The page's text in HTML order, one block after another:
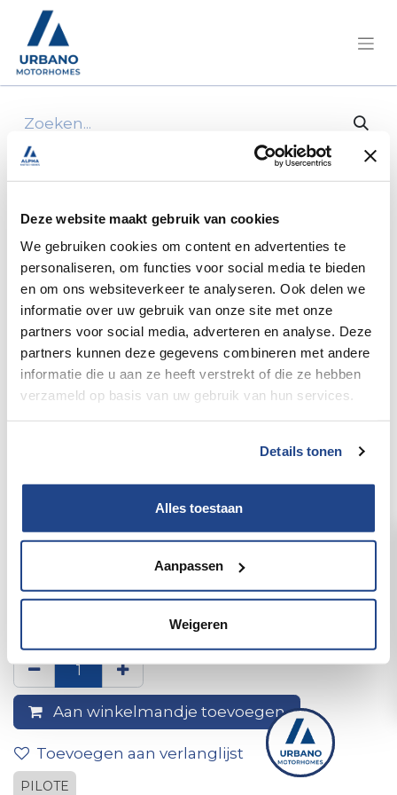
Deze website maakt gebruik van cookies
We gebruiken cookies om content en advertenties te
personaliseren, om functies voor social media te bieden
en om ons websiteverkeer te analyseren. Ook delen we
informatie over uw gebruik van onze site met onze
partners voor social media, adverteren en analyse. Deze
partners kunnen deze gegevens combineren met andere
informatie die u aan ze heeft verstrekt of die ze hebben
verzameld op basis van uw gebruik van hun services.
Details tonen
Alles toestaan
Aanpassen
Weigeren
Alle producten
7" Rearview Camera Display, 2014
7" Rearview Camera Display,
2014
Aan winkelmandje toevoegen
Toevoegen aan verlanglijst
PILOTE